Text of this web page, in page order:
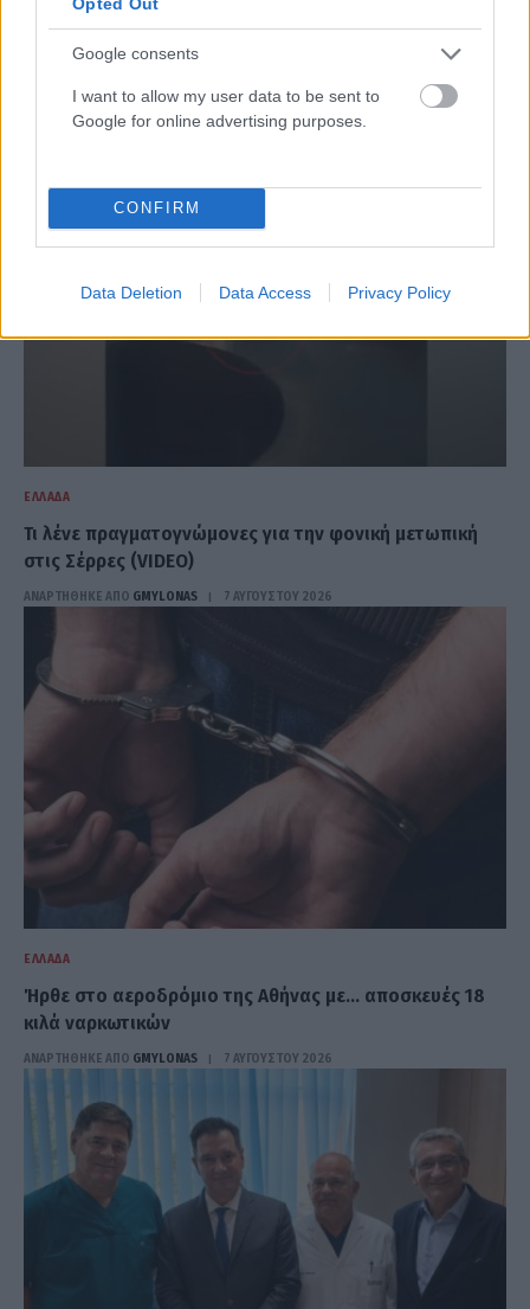
Google consents
I want to allow my user data to be sent to
Google for online advertising purposes.
CONFIRM
Data Deletion Data Access Privacy Policy
ΕΛΛΆΔΑ
Τι λένε πραγματογνώμονες για την φονική μετωπική
στις Σέρρες (VIDEO)
ΑΝΑΡΤΗΘΗΚΕ ΑΠΟ GMYLONAS 7 ΑΥΓΟΎΣΤΟΥ 2026
ΕΛΛΆΔΑ
Ήρθε στο αεροδρόμιο της Αθήνας με… αποσκευές 18
κιλά ναρκωτικών
ΑΝΑΡΤΗΘΗΚΕ ΑΠΟ GMYLONAS 7 ΑΥΓΟΎΣΤΟΥ 2026